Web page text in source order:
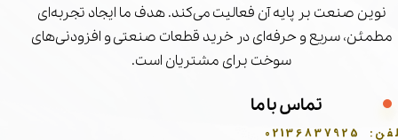
نوین صنعت بر پایه آن فعالیت می‌کند. هدف ما ایجاد تجربه‌ای
مطمئن، سریع و حرفه‌ای در خرید قطعات صنعتی و افزودنی‌های
سوخت برای مشتریان است.
تماس با ما
02136837925